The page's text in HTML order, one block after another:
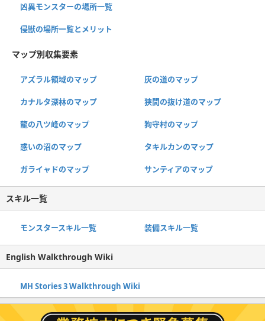
凶異モンスターの場所一覧
侵獣の場所一覧とメリット
マップ別収集要素
アズラル領域のマップ 灰の道のマップ
カナルタ深林のマップ 狭間の抜け道のマップ
龍の八ツ峰のマップ 狗守村のマップ
惑いの沼のマップ タキルカンのマップ
ガライャドのマップ サンティアのマップ
スキル一覧
モンスタースキル一覧 装備スキル一覧
English Walkthrough Wiki
MH Stories 3 Walkthrough Wiki